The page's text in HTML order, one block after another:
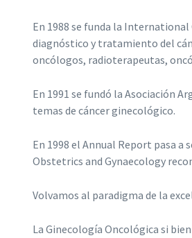
En 1988 se funda la
diagnóstico y tratamiento del
oncólogos, radioterapeutas,
En 1991 se fundó la Asociación
temas de cáncer ginecológico.
En 1998 el Annual Report pasa a
Obstetrics and Gynaecology
Volvamos al paradigma de la
La Ginecología Oncológica si